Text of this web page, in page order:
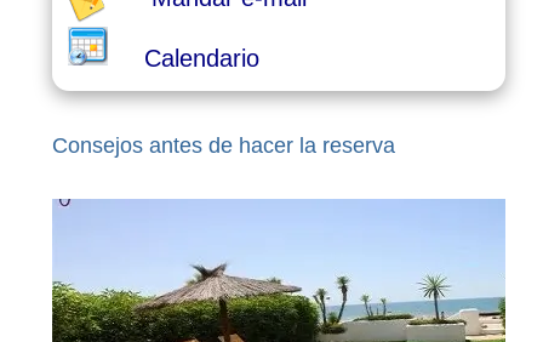
Calendario
Consejos antes de hacer la reserva